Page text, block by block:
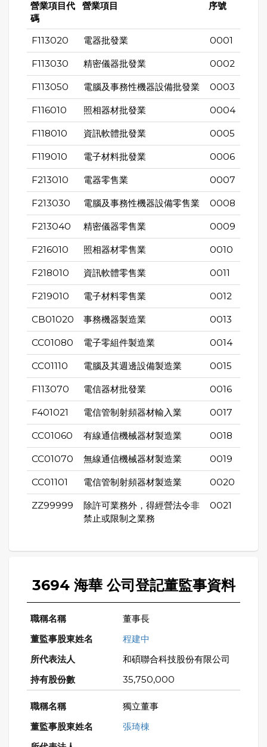
營業項目代
碼
營業項目 序號
F113020 電器批發業 0001
F113030 精密儀器批發業 0002
F113050 電腦及事務性機器設備批發業 0003
F116010 照相器材批發業 0004
F118010 資訊軟體批發業 0005
F119010 電子材料批發業 0006
F213010 電器零售業 0007
F213030 電腦及事務性機器設備零售業 0008
F213040 精密儀器零售業 0009
F216010 照相器材零售業 0010
F218010 資訊軟體零售業 0011
F219010 電子材料零售業 0012
CB01020 事務機器製造業 0013
CC01080 電子零組件製造業 0014
CC01110 電腦及其週邊設備製造業 0015
F113070 電信器材批發業 0016
F401021 電信管制射頻器材輸入業 0017
CC01060 有線通信機械器材製造業 0018
CC01070 無線通信機械器材製造業 0019
CC01101 電信管制射頻器材製造業 0020
ZZ99999
除許可業務外，得經營法令非
禁止或限制之業務
0021
3694 海華 公司登記董監事資料
董事長
程建中
和碩聯合科技股份有限公司
35,750,000
獨立董事
張琦棟